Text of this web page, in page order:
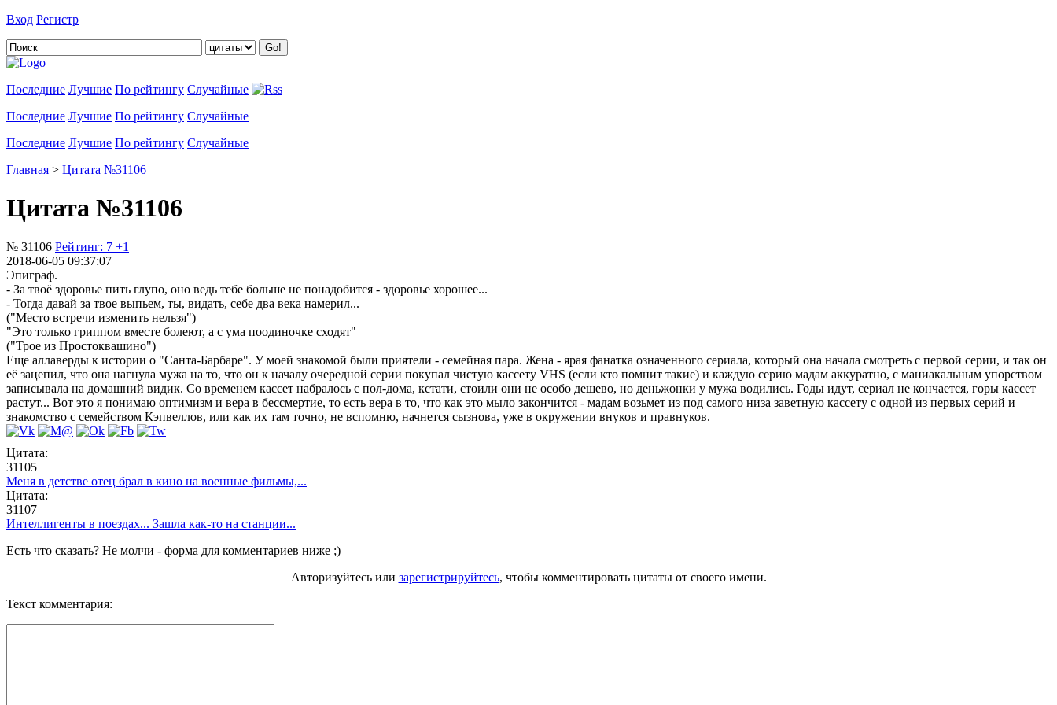
Вход Регистр
Последние Лучшие По рейтингу Случайные
Последние Лучшие По рейтингу Случайные
Последние Лучшие По рейтингу Случайные
Главная > Цитата №31106
Цитата №31106
№ 31106 Рейтинг: 7 +1
2018-06-05 09:37:07
Эпиграф.
- За твоё здоровье пить глупо, оно ведь тебе больше не понадобится - здоровье хорошее...
- Тогда давай за твое выпьем, ты, видать, себе два века намерил...
("Место встречи изменить нельзя")
"Это только гриппом вместе болеют, а с ума поодиночке сходят"
("Трое из Простоквашино")
Еще аллаверды к истории о "Санта-Барбаре". У моей знакомой были приятели - семейная пара. Жена - ярая фанатка означенного сериала, который она начала смотреть с первой серии, и так он
её зацепил, что она нагнула мужа на то, что он к началу очередной серии покупал чистую кассету VHS (если кто помнит такие) и каждую серию мадам аккуратно, с маниакальным упорством
записывала на домашний видик. Со временем кассет набралось с пол-дома, кстати, стоили они не особо дешево, но деньжонки у мужа водились. Годы идут, сериал не кончается, горы кассет
растут... Вот это я понимаю оптимизм и вера в бессмертие, то есть вера в то, что как это мыло закончится - мадам возьмет из под самого низа заветную кассету с одной из первых серий и
знакомство с семейством Кэпвеллов, или как их там точно, не вспомню, начнется сызнова, уже в окружении внуков и правнуков.
Цитата:
31105
Меня в детстве отец брал в кино на военные фильмы,...
Цитата:
31107
Интеллигенты в поездах... Зашла как-то на станции...
Есть что сказать? Не молчи - форма для комментариев ниже ;)
Авторизуйтесь или зарегистрируйтесь, чтобы комментировать цитаты от своего имени.
Текст комментария: